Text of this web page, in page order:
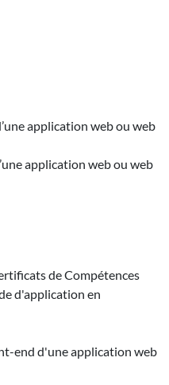
application web ou web
application web ou web
de Compétences
d'application en
end d'une application web